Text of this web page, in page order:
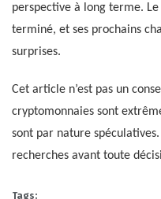
perspective à long terme. Le
terminé, et ses prochains
surprises.
Cet article n’est pas un
cryptomonnaies sont
sont par nature
recherches avant toute
Tags: